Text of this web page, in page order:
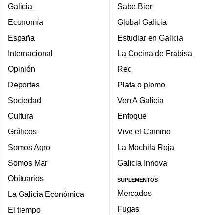
Galicia
Economía
España
Internacional
Opinión
Deportes
Sociedad
Cultura
Gráficos
Somos Agro
Somos Mar
Obituarios
La Galicia Económica
El tiempo
Sabe Bien
Global Galicia
Estudiar en Galicia
La Cocina de Frabisa
Red
Plata o plomo
Ven A Galicia
Enfoque
Vive el Camino
La Mochila Roja
Galicia Innova
SUPLEMENTOS
Mercados
Fugas